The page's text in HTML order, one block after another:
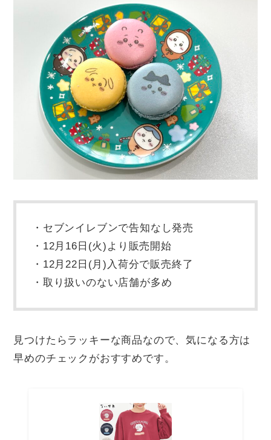
・セブンイレブンで告知なし発売
・12月16日(火)より販売開始
・12月22日(月)入荷分で販売終了
・取り扱いのない店舗が多め
見つけたらラッキーな商品なので、気になる方は
早めのチェックがおすすめです。